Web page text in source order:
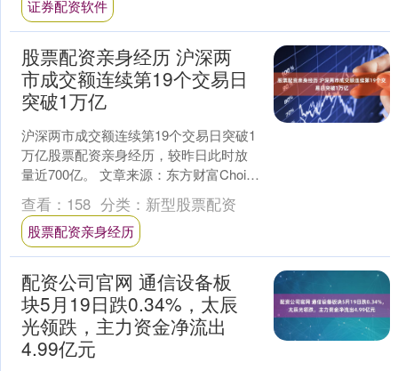
证券配资软件
股票配资亲身经历 沪深两
市成交额连续第19个交易日
突破1万亿
沪深两市成交额连续第19个交易日突破1
万亿股票配资亲身经历，较昨日此时放
量近700亿。 文章来源：东方财富Choice
数据 责任编辑：70 郑重声明：东方财富
发....
查看： 158 分类： 新型股票配资
股票配资亲身经历
配资公司官网 通信设备板
块5月19日跌0.34%，太辰
光领跌，主力资金净流出
4.99亿元